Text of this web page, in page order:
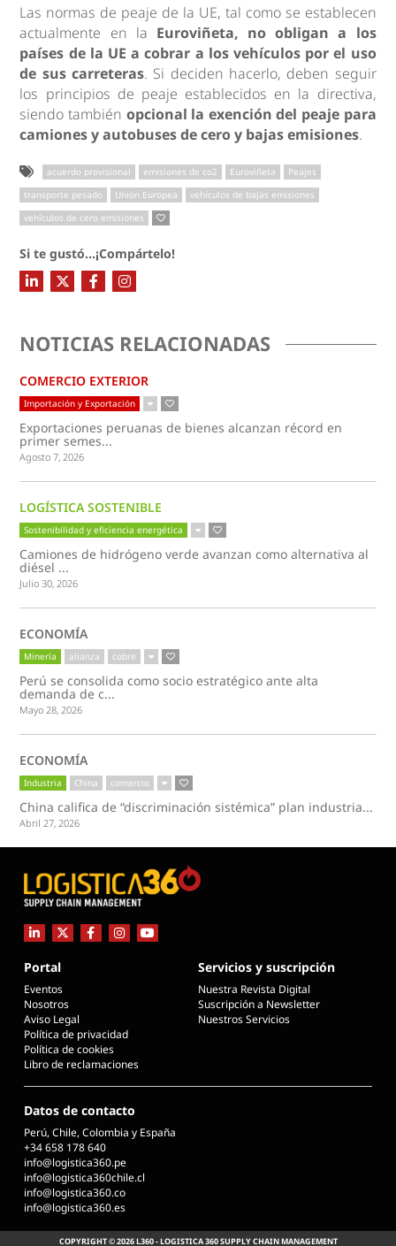
Las normas de peaje de la UE, tal como se establecen
actualmente en la Euroviñeta, no obligan a los
países de la UE a cobrar a los vehículos por el uso
de sus carreteras. Si deciden hacerlo, deben seguir
los principios de peaje establecidos en la directiva,
siendo también opcional la exención del peaje para
camiones y autobuses de cero y bajas emisiones.
acuerdo provisional emisiones de co2 Euroviñeta
Peajes
transporte pesado
Unión Europea
vehículos de bajas emisiones
vehículos de cero emisiones
Si te gustó...¡Compártelo!
NOTICIAS RELACIONADAS
COMERCIO EXTERIOR
Importación y Exportación
Exportaciones peruanas de bienes alcanzan récord en
primer semes...
Agosto 7, 2026
LOGÍSTICA SOSTENIBLE
Sostenibilidad y eficiencia energética
Camiones de hidrógeno verde avanzan como alternativa al
diésel ...
Julio 30, 2026
ECONOMÍA
Minería alianza cobre
Perú se consolida como socio estratégico ante alta
demanda de c...
Mayo 28, 2026
ECONOMÍA
Industria China comercio
China califica de “discriminación sistémica” plan industria...
Abril 27, 2026
Portal
Eventos
Nosotros
Aviso Legal
Política de privacidad
Política de cookies
Libro de reclamaciones
Servicios y suscripción
Nuestra Revista Digital
Suscripción a Newsletter
Nuestros Servicios
Datos de contacto
Perú, Chile, Colombia y España
+34 658 178 640
info@logistica360.pe
info@logistica360chile.cl
info@logistica360.co
info@logistica360.es
COPYRIGHT © 2026 L360 - LOGISTICA 360 SUPPLY CHAIN MANAGEMENT